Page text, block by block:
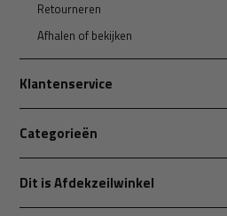
Retourneren
Afhalen of bekijken
Klantenservice
Categorieën
Dit is Afdekzeilwinkel